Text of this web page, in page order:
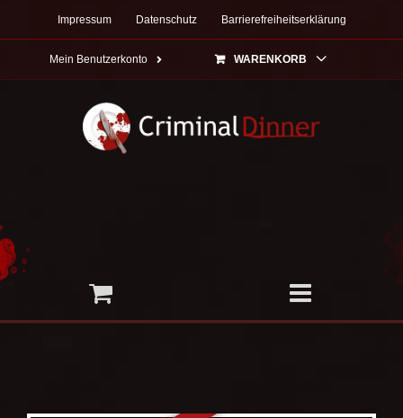
Impressum Datenschutz Barrierefreiheitserklärung
Mein Benutzerkonto WARENKORB